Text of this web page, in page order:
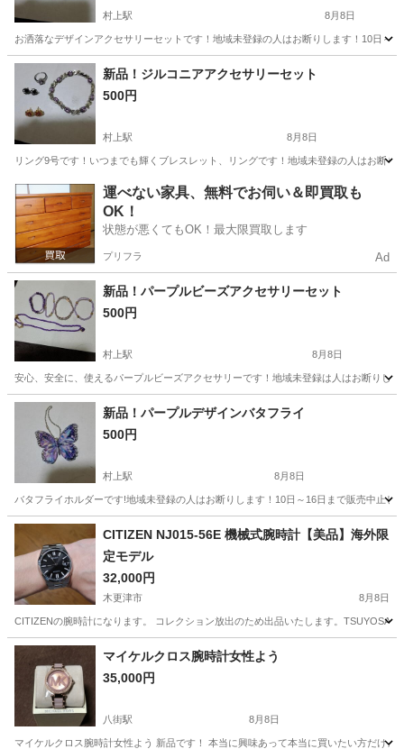
村上駅 8月8日
お洒落なデザインアクセサリーセットです！地域未登録の人はお断りします！10日～
千葉 八千代市 村上駅 アクセサリー 新品
新品！ジルコニアアクセサリーセット
500円
村上駅 8月8日
リング9号です！いつまでも輝くブレスレット、リングです！地域未登録の人はお断り
千葉 八千代市 村上駅 アクセサリー 新品
運べない家具、無料でお伺い＆即買取も
OK！
状態が悪くてもOK！最大限買取します
プリフラ Ad
新品！パープルビーズアクセサリーセット
500円
村上駅 8月8日
安心、安全に、使えるパープルビーズアクセサリーです！地域未登録は人はお断りし
千葉 八千代市 村上駅 アクセサリー 新品
新品！パープルデザインバタフライ
500円
村上駅 8月8日
バタフライホルダーです!地域未登録の人はお断りします！10日～16日まで販売中止し
千葉 八千代市 アクセサリー
CITIZEN NJ015-56E 機械式腕時計【美品】海外限
定モデル
32,000円
木更津市 8月8日
CITIZENの腕時計になります。 コレクション放出のため出品いたします。TSUYOSA
千葉 木更津市 アクセサリー
マイケルクロス腕時計女性よう
35,000円
八街駅 8月8日
マイケルクロス腕時計女性よう 新品です！ 本当に興味あって本当に買いたい方だけ